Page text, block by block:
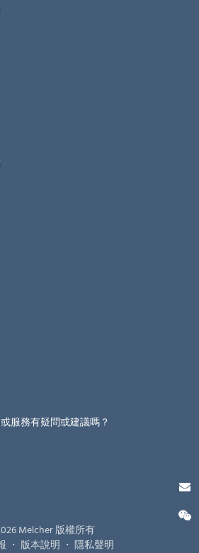
服務有疑問或建議嗎？
Melcher 版權所有
・ 版本說明 ・ 隱私聲明